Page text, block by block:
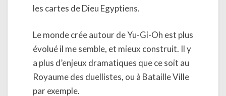
les cartes de Dieu Egyptiens.
Le monde crée autour de Yu-Gi-Oh est plus
évolué il me semble, et mieux construit. Il y
a plus d’enjeux dramatiques que ce soit au
Royaume des duellistes, ou à Bataille Ville
par exemple.